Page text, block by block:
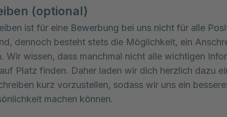
(optional)
ist für eine Bewerbung bei uns nicht für alle
dennoch besteht stets die Möglichkeit, ein
Wir wissen, dass manchmal nicht alle wichtigen
Platz finden. Daher laden wir dich herzlich dazu
kurz vorzustellen, sodass wir uns ein
machen können.